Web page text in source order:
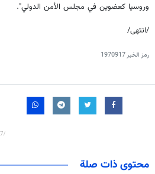
وروسيا كعضوين في مجلس الأمن الدولي".
/انتهى/
رمز الخبر1970917
محتوى ذات صلة